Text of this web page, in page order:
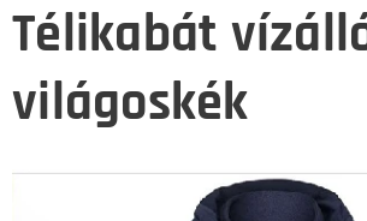
Télikabát
világoskék